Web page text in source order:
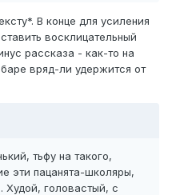
В конце для усиления
восклицательный
рассказа - как-то на
вряд-ли удержится от
тьфу на такого,
эти пацанята-школяры,
Худой, головастый, с